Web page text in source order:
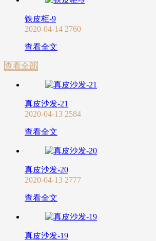
铁皮柜-9
2020-04-14 2760
查看全文
查看全部
真皮沙发-21
2020-04-13 2584
查看全文
真皮沙发-20
2020-04-13 2777
查看全文
真皮沙发-19